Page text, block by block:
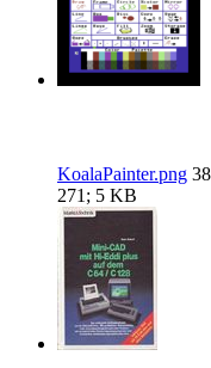
KoalaPainter.png
271; 5 KB